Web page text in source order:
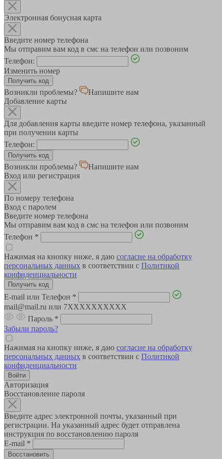
Электронная бонусная карта
Введите номер телефона
Мы отправим вам код в смс на телефон или позвоним
Телефон:
Изменить номер
Возникли проблемы?
Напишите нам
Добавление карты
Для добавления карты введите номер телефона, указанный
при получении карты
Телефон:
Возникли проблемы?
Напишите нам
Вход или регистрация
По номеру телефона
Вход с паролем
Введите номер телефона
Мы отправим вам код в смс на телефон или позвоним
Телефон *
Нажимая на кнопку ниже, я даю согласие на обработку
персональных данных в соответствии с Политикой
конфиденциальности
E-mail или Телефон *
mail@mail.ru или 7XXXXXXXXXX
Пароль *
Забыли пароль?
Нажимая на кнопку ниже, я даю согласие на обработку
персональных данных в соответствии с Политикой
конфиденциальности
Авторизация
Восстановление пароля
Введите адрес электронной почты, указанный при
регистрации. На указанный адрес будет отправлена
инструкция по восстановлению пароля
E-mail *